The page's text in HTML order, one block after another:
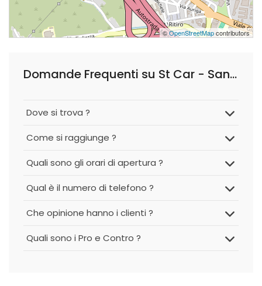
©OpenStreetMapcontributors
Domande Frequenti su St Car - San Michele di Messina Costr. Recente
Dove si trova ?
Come si raggiunge ?
Quali sono gli orari di apertura ?
Qual è il numero di telefono ?
Che opinione hanno i clienti ?
Quali sono i Pro e Contro ?